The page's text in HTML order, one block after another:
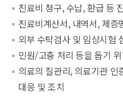
진료비 청구, 수납, 환급 등
진료비계산서, 내역서, 제증
외부 수탁검사 및 임상시험
민원/고충 처리 등을 돕기
의료의 질관리, 의료기관 인
대응 및 조치